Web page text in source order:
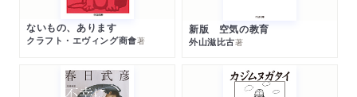
ないもの、あります
クラフト・エヴィング商會著
新版 空気の教育
外山滋比古著